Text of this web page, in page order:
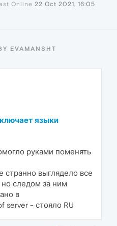
Online 22 Oct 2021, 16:05
EVAMANSHT
языки
руками поменять
странно выглядело все
следом за ним
в
server - стояло RU